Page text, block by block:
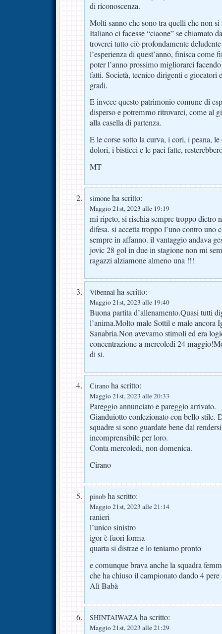
di riconoscenza.
Molti sanno che sono tra quelli che non si
Italiano ci facesse “ciaone” se chiamato
troverei tutto ciò profondamente
l’esperienza di quest’anno, finisca come
poter l’anno prossimo migliorarci
fatti. Società, tecnico dirigenti e giocatori
gradi.
E invece questo patrimonio comune di
disperso e potremmo ritrovarci, come al
alla casella di partenza.
E le corse sotto la curva, i cori, i peana,
dolori, i bisticci e le paci fatte,
MT
simone ha scritto:
Maggio 21st, 2023 alle 19:19
mi ripeto, si rischia sempre troppo dietro
difesa. si accetta troppo l’uno contro uno
sempre in affanno. il vantaggio andava
jovic 28 gol in due in stagione non mi
ragazzi alziamone almeno una !!!
Vibennal ha scritto:
Maggio 21st, 2023 alle 19:40
Buona partita d’allenamento.Quasi tutti
l’anima.Molto male Sottil e male ancora
Sanabria.Non avevamo stimoli ed era
concentrazione a mercoledi 24
di si.
Cirano ha scritto:
Maggio 21st, 2023 alle 20:33
Pareggio annunciato e pareggio arrivato.
Gianduiotto confezionato con bello stile.
squadre si sono guardate bene dal
incomprensibile per loro.
Conta mercoledi, non domenica.
Cirano
pinob ha scritto:
Maggio 21st, 2023 alle 21:14
ranieri
l’unico sinistro
igor è fuori forma
quarta si distrae e lo teniamo pronto
e comunque brava anche la squadra
che ha chiuso il campionato dando 4
Alì Babà
SHINTAIWAZA ha scritto:
Maggio 21st, 2023 alle 21:29